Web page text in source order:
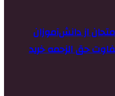
از دانش‌آموزان
حق الزحمه خرید